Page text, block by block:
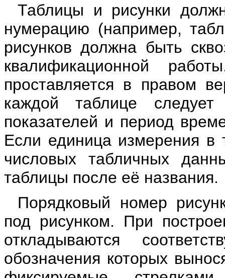
Таблицы и рисунки
нумерацию (например,
рисунков должна быть
квалификационной
проставляется в правом
каждой таблице
показателей и период
Если единица измерения в
числовых табличных
таблицы после её названия.
Порядковый номер
под рисунком. При
откладываются
обозначения которых